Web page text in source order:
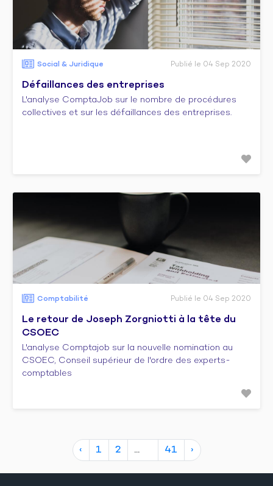
Social & Juridique Publié le 04 Sep 2020
Défaillances des entreprises
L'analyse ComptaJob sur le nombre de procédures
collectives et sur les défaillances des entreprises.
Comptabilité Publié le 04 Sep 2020
Le retour de Joseph Zorgniotti à la tête du
CSOEC
L'analyse Comptajob sur la nouvelle nomination au
CSOEC, Conseil supérieur de l'ordre des experts-
comptables
‹ 1
2
10
41 ›